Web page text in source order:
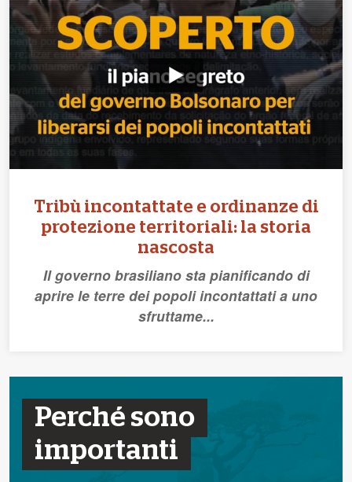
Tribù incontattate e ordinanze di
protezione territoriali: la storia
nascosta
Il governo brasiliano sta pianificando di
aprire le terre dei popoli incontattati a uno
sfruttame...
Perché sono
importanti